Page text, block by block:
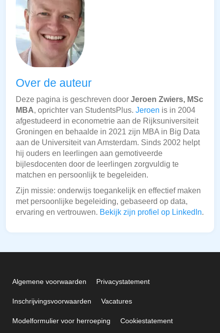
Over de auteur
Deze pagina is geschreven door Jeroen Zwiers, MSc
MBA, oprichter van StudentsPlus. Jeroen is in 2004
afgestudeerd in econometrie aan de Rijksuniversiteit
Groningen en behaalde in 2021 zijn MBA in Big Data
aan de Universiteit van Amsterdam. Sinds 2002 helpt
hij ouders en leerlingen aan gemotiveerde
bijlesdocenten door de leerlingen zorgvuldig te
matchen en persoonlijk te begeleiden.
Zijn missie: onderwijs toegankelijk en effectief maken
met persoonlijke begeleiding, gebaseerd op data,
ervaring en vertrouwen. Bekijk zijn profiel op LinkedIn.
Algemene voorwaarden Privacystatement
Inschrijvingsvoorwaarden Vacatures
Modelformulier voor herroeping Cookiestatement